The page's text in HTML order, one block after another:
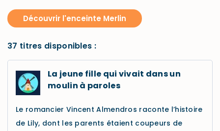
Découvrir l'enceinte Merlin
37 titres disponibles :
La jeune fille qui vivait dans un
moulin à paroles
Le romancier Vincent Almendros raconte l’histoire
de Lily, dont les parents étaient coupeurs de